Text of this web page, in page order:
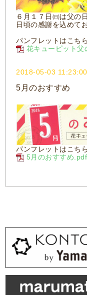
６月１７日㈰は父の日
日頃の感謝を込めて
パンフレットはこち
花キューピット
2018-05-03 11:23:00
5月のおすすめ
パンフレットはこち
5月のおすすめ.pdf